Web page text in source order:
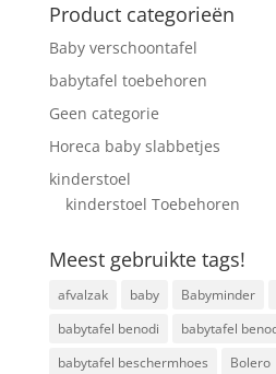
Product categorieën
Baby verschoontafel
babytafel toebehoren
Geen categorie
Horeca baby slabbetjes
kinderstoel
kinderstoel Toebehoren
Meest gebruikte tags!
afvalzak baby Babyminder
babytafel benodi
babytafel
babytafel beschermhoes
Bolero